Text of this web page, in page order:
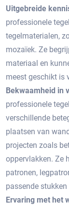
Uitgebreide
professionele
tegelmaterialen,
mozaïek.​ Ze
materiaal en
meest geschikt is
Bekwaamheid in
professionele
verschillende
plaatsen van
projecten zoals
oppervlakken.​ Ze
patronen,
passende
Ervaring met het